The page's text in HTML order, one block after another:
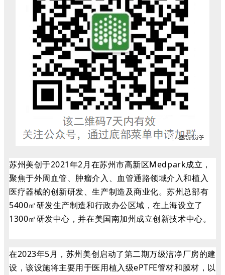
苏州美创于2021年2月在苏州市高新区Medpark成立，
聚焦于外周血管、肿瘤介入、血管通路领域介入和植入
医疗器械的创新研发、生产制造及商业化。苏州总部有
5400㎡研发生产制造和行政办公区域，在上海设立了
1300㎡研发中心，并在美国南加州成立创新技术中心。
在2023年5月，苏州美创启动了第二期万级洁净厂房的建
设，该设施将主要用于医用植入级ePTFE管材和膜材，以